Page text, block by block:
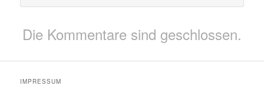
Die Kommentare sind geschlossen.
IMPRESSUM